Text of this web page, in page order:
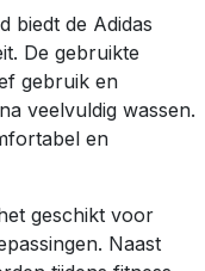
biedt de Adidas
De gebruikte
gebruik en
veelvuldig wassen.
en
geschikt voor
Naast